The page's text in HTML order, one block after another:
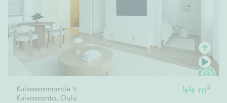
Kuivasrannantie 4
Kuivasranta, Oulu
44 m²